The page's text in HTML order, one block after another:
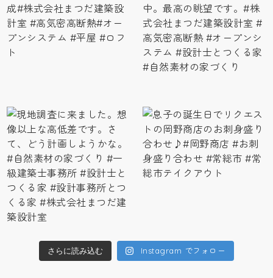
さらに読み込む Instagram でフォロー